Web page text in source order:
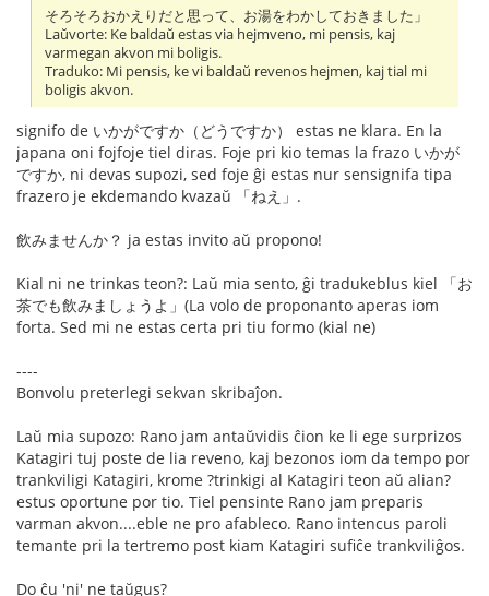
そろそろおかえりだと思って、お湯をわかしておきました」
Laŭvorte: Ke baldaŭ estas via hejmveno, mi pensis, kaj
varmegan akvon mi boligis.
Traduko: Mi pensis, ke vi baldaŭ revenos hejmen, kaj tial mi
boligis akvon.
signifo de いかがですか（どうですか） estas ne klara. En la
japana oni fojfoje tiel diras. Foje pri kio temas la frazo いかが
ですか, ni devas supozi, sed foje ĝi estas nur sensignifa tipa
frazero je ekdemando kvazaŭ 「ねえ」.
飲みませんか？ ja estas invito aŭ propono!
Kial ni ne trinkas teon?: Laŭ mia sento, ĝi tradukeblus kiel 「お
茶でも飲みましょうよ」(La volo de proponanto aperas iom
forta. Sed mi ne estas certa pri tiu formo (kial ne)
----
Bonvolu preterlegi sekvan skribaĵon.
Laŭ mia supozo: Rano jam antaŭvidis ĉion ke li ege surprizos
Katagiri tuj poste de lia reveno, kaj bezonos iom da tempo por
trankviligi Katagiri, krome ?trinkigi al Katagiri teon aŭ alian?
estus oportune por tio. Tiel pensinte Rano jam preparis
varman akvon....eble ne pro afableco. Rano intencus paroli
temante pri la tertremo post kiam Katagiri sufiĉe trankviliĝos.
Do ĉu 'ni' ne taŭgus?